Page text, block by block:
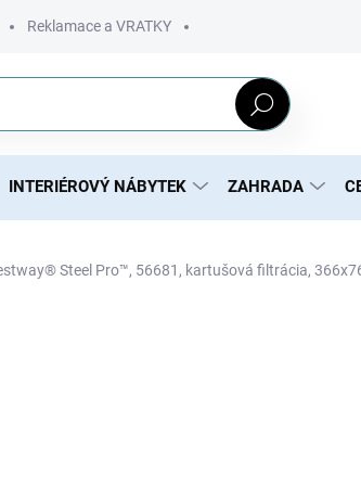
Reklamace a VRATKY
Hledat
INTERIÉROVÝ NÁBYTEK ZAHRADA
Steel Pro™, 56681, kartušová filtrácia,